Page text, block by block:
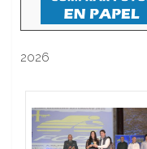
2026